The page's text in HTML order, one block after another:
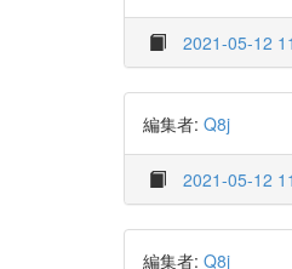
2021-05-12
編集者: Q8j
2021-05-12
編集者: Q8j